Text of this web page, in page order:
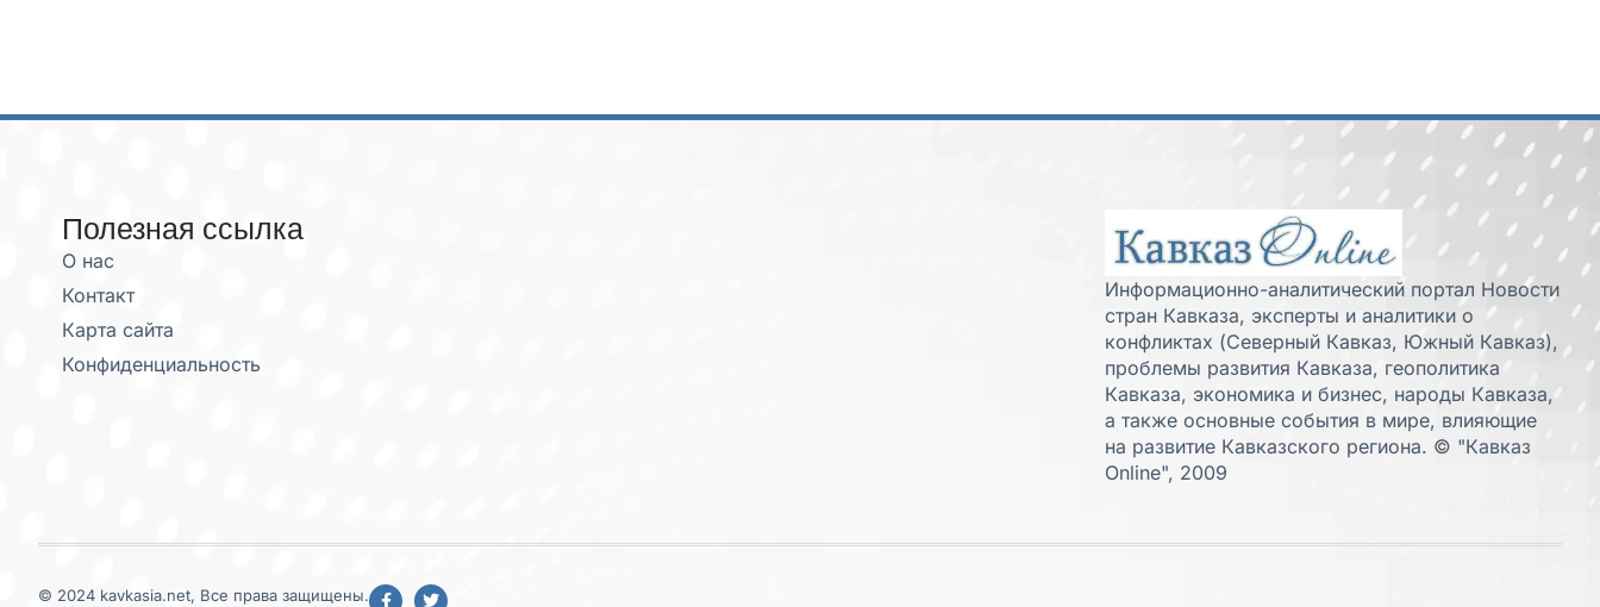
Полезная ссылка
О нас
Контакт
Карта сайта
Конфиденциальность
Информационно-аналитический портал Новости
стран Кавказа, эксперты и аналитики о
конфликтах (Северный Кавказ, Южный Кавказ),
проблемы развития Кавказа, геополитика
Кавказа, экономика и бизнес, народы Кавказа,
а также основные события в мире, влияющие
на развитие Кавказского региона. © "Кавказ
Online", 2009
© 2024 kavkasia.net, Все права защищены.